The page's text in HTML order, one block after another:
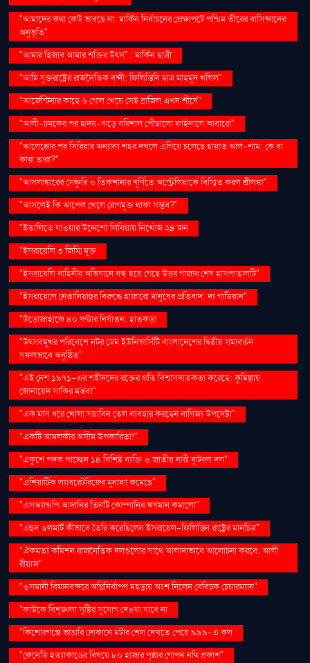
"আমাদের কথা কেউ ভাবছে না: মার্কিন নির্বাচনের প্রেক্ষাপটে পশ্চিম তীরের বাসিন্দাদের
অনুভূতি"
"আমার হিজাব আমার শক্তির উৎস" : মার্কিন ছাত্রী
"আমি যুক্তরাষ্ট্রের রাজনৈতিক বন্দী: ফিলিস্তিনি ছাত্র মাহমুদ খলিল"
"আর্জেন্টিনার কাছে ৬ গোল খেয়ে সেই ব্রাজিল এখন শীর্ষে"
"আলী-চমকের পর হৃদয়-ঝড়ে বরিশাল পৌঁছালো ফাইনালে আবারো"
"আলেপ্পোর পর সিরিয়ার অন্যান্য শহর দখলে এগিয়ে চলেছে হায়াত আল-শাম: কে বা
কারা তারা?"
"আসলাঙ্কারের সেঞ্চুরি ও তিকশানার ঘূর্ণিতে অস্ট্রেলিয়াকে বিস্মিত করল শ্রীলঙ্কা"
"আসলেই কি আপেল খেলে রোগমুক্ত থাকা সম্ভব?"
"ইতালিতে যাওয়ার উদ্দেশ্যে লিবিয়ায় নিখোঁজ ২৪ জন
"ইসরায়েলি ৩ জিম্মি মুক্ত
"ইসরায়েলি বাহিনীর অভিযানে বন্ধ হয়ে গেছে উত্তর গাজার শেষ হাসপাতালটি"
"ইসরায়েলে নেতানিয়াহুর বিরুদ্ধে হাজারো মানুষের প্রতিবাদ: দ্য গার্ডিয়ান"
"উড়োজাহাজে ৪০ ঘণ্টার নির্যাতন: হাতকড়া
"উৎসবমুখর পরিবেশে নটর ডেম ইউনিভার্সিটি বাংলাদেশের দ্বিতীয় সমাবর্তন
সফলভাবে অনুষ্ঠিত"
"এই দেশ ১৯৭১-এর শহীদদের রক্তের প্রতি বিশ্বাসঘাতকতা করেছে: কুমিল্লায়
জোনায়েদ সাকির মন্তব্য"
"এক মাস ধরে খোলা সয়াবিন তেল ব্যবহার করছেন বাণিজ্য উপদেষ্টা"
"একটি আমলকীর অসীম উপকারিতা!"
"একুশে পদক পাচ্ছেন ১৪ বিশিষ্ট ব্যক্তি ও জাতীয় নারী ফুটবল দল"
"এশিয়াটিক ল্যাবরেটরিজের মুনাফা কমেছে"
"এসঅ্যান্ডপি আদানির তিনটি কোম্পানির ঋণমান কমালো"
"এহুদ ওলমার্ট কীভাবে তৈরি করেছিলেন ইসরায়েল-ফিলিস্তিন রাষ্ট্রের মানচিত্র"
"ঐকমত্য কমিশন রাজনৈতিক দলগুলোর সাথে আলাদাভাবে আলোচনা করবে: আলী
রীয়াজ"
"ওসমানী বিমানবন্দরে অগ্নিনির্বাপণ মহড়ায় অংশ নিলেন বেবিচক চেয়ারম্যান"
"কাউকে বিশৃঙ্খলা সৃষ্টির সুযোগ দেওয়া যাবে না
"কিশোরগঞ্জে ভাঙারি দোকানে মর্টার শেল দেখতে পেয়ে ৯৯৯-এ কল
"কেনেডি হত্যাকাণ্ডের বিষয়ে ৮০ হাজার পৃষ্ঠার গোপন নথি প্রকাশ"